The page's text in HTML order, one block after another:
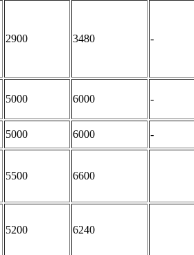
2900 3480 -
5000 6000 -
5000 6000 -
5500 6600
5200 6240